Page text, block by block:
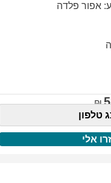
: אפור פלדה
טלפון
אלי